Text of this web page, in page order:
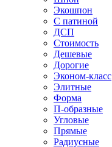
Экошпон
С патиной
ДСП
Стоимость
Дешевые
Дорогие
Эконом-класс
Элитные
Форма
П-образные
Угловые
Прямые
Радиусные